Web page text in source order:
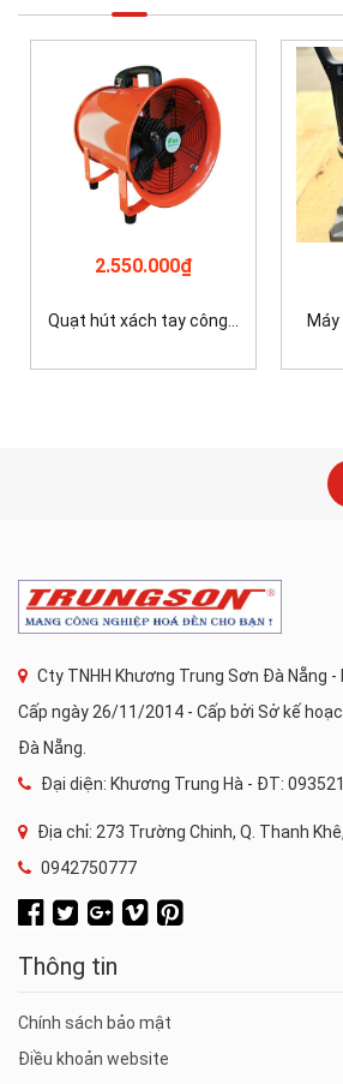
2.550.000₫
Quạt hút xách tay công...
Cty TNHH Khương Trung Sơn Đà Nẵng
Cấp ngày 26/11/2014 - Cấp bởi Sở kế
Đà Nẵng.
Đại diện: Khương Trung Hà - ĐT:
Địa chỉ: 273 Trường Chinh, Q. Thanh
0942750777
Thông tin
Chính sách bảo mật
Điều khoản website